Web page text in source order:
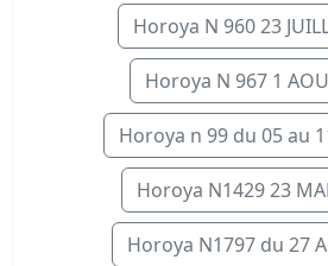
Horoya N 960 23
Horoya N 967 1
Horoya n 99 du 05 au
Horoya N1429 23
Horoya N1797 du 27